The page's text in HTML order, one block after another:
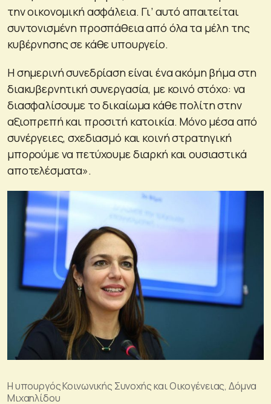
την οικονομική ασφάλεια. Γι’ αυτό απαιτείται
συντονισμένη προσπάθεια από όλα τα μέλη της
κυβέρνησης σε κάθε υπουργείο.
Η σημερινή συνεδρίαση είναι ένα ακόμη βήμα στη
διακυβερνητική συνεργασία, με κοινό στόχο: να
διασφαλίσουμε το δικαίωμα κάθε πολίτη στην
αξιοπρεπή και προσιτή κατοικία. Μόνο μέσα από
συνέργειες, σχεδιασμό και κοινή στρατηγική
μπορούμε να πετύχουμε διαρκή και ουσιαστικά
αποτελέσματα».
H υπουργός Κοινωνικής Συνοχής και Οικογένειας, Δόμνα
Μιχαηλίδου